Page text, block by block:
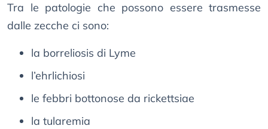
Tra le patologie che possono essere trasmesse
dalle zecche ci sono:
la borreliosis di Lyme
l’ehrlichiosi
le febbri bottonose da rickettsiae
la tularemia